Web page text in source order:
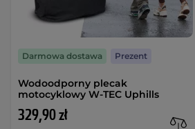
Wodoodporny plecak
motocyklowy W-TEC Uphills
329,90 zł
Darmowa dostawa Prezent